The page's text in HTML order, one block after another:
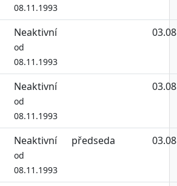
08.11.1993
Neaktivní
od
08.11.1993
Neaktivní
od
08.11.1993
Neaktivní
od
08.11.1993
předseda